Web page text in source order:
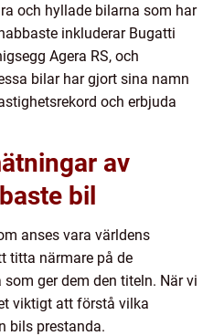
och hyllade bilarna som har
inkluderar Bugatti
Agera RS, och
bilar har gjort sina namn
och erbjuda
av
bil
anses vara världens
titta närmare på de
ger dem den titeln. När vi
viktigt att förstå vilka
bils prestanda.